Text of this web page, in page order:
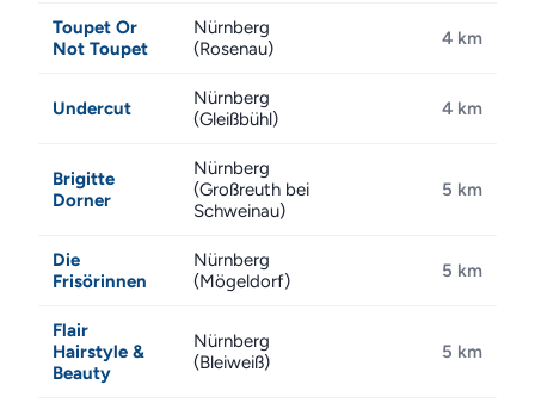
Toupet Or
Not Toupet
Nürnberg
(Rosenau)
4 km
Undercut
Nürnberg
(Gleißbühl)
4 km
Brigitte
Dorner
Nürnberg
(Großreuth bei
Schweinau)
5 km
Die
Frisörinnen
Nürnberg
(Mögeldorf)
5 km
Flair
Hairstyle &
Beauty
Nürnberg
(Bleiweiß)
5 km